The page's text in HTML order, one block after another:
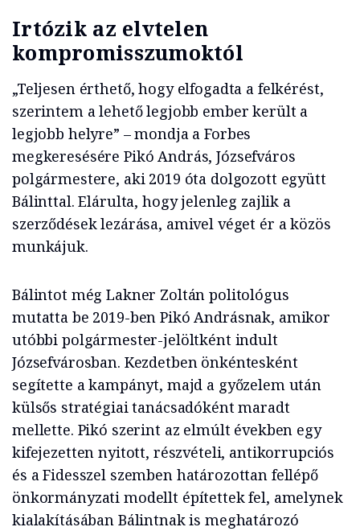
Irtózik az elvtelen
kompromisszumoktól
„Teljesen érthető, hogy elfogadta a felkérést,
szerintem a lehető legjobb ember került a
legjobb helyre” – mondja a Forbes
megkeresésére Pikó András, Józsefváros
polgármestere, aki 2019 óta dolgozott együtt
Bálinttal. Elárulta, hogy jelenleg zajlik a
szerződések lezárása, amivel véget ér a közös
munkájuk.
Bálintot még Lakner Zoltán politológus
mutatta be 2019-ben Pikó Andrásnak, amikor
utóbbi polgármester-jelöltként indult
Józsefvárosban. Kezdetben önkéntesként
segítette a kampányt, majd a győzelem után
külsős stratégiai tanácsadóként maradt
mellette. Pikó szerint az elmúlt években egy
kifejezetten nyitott, részvételi, antikorrupciós
és a Fidesszel szemben határozottan fellépő
önkormányzati modellt építettek fel, amelynek
kialakításában Bálintnak is meghatározó